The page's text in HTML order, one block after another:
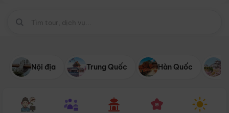
Nội địa Trung Quốc Hàn Quốc